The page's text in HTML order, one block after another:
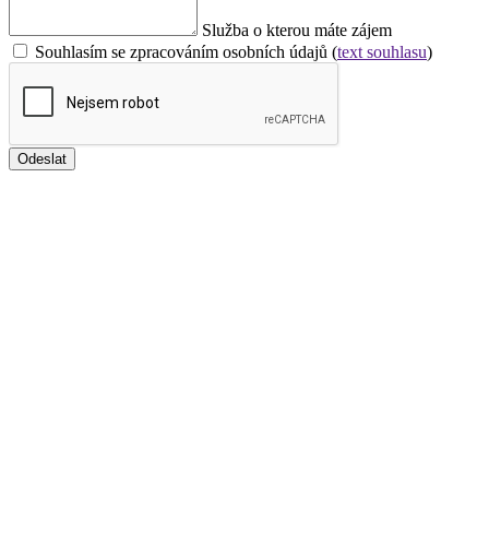
Služba o kterou máte zájem
Souhlasím se zpracováním osobních údajů (text souhlasu)
Odeslat